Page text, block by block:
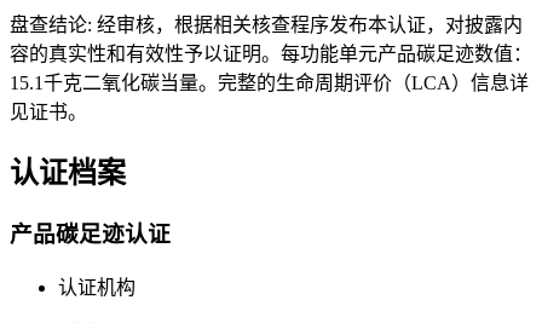
盘查结论: 经审核，根据相关核查程序发布本认证，对披露内
容的真实性和有效性予以证明。每功能单元产品碳足迹数值：
15.1千克二氧化碳当量。完整的生命周期评价（LCA）信息详
见证书。
认证档案
产品碳足迹认证
认证机构